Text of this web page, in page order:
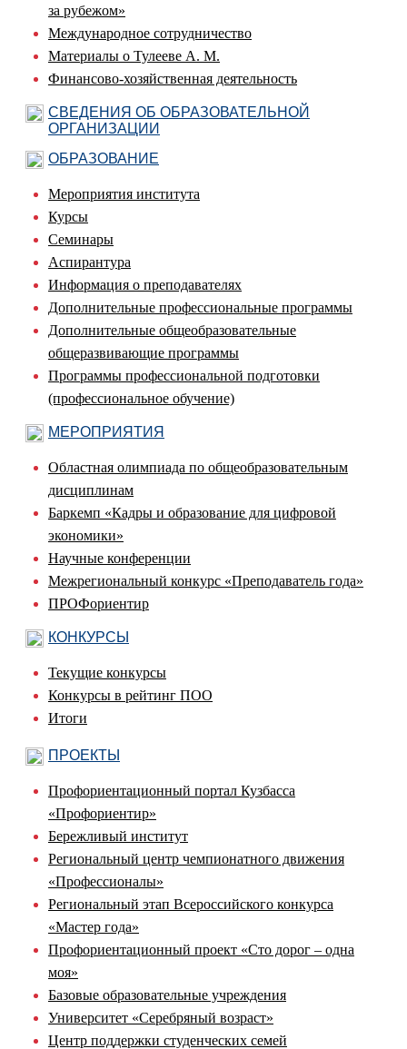
за рубежом»
Международное сотрудничество
Материалы о Тулееве А. М.
Финансово-хозяйственная деятельность
СВЕДЕНИЯ ОБ ОБРАЗОВАТЕЛЬНОЙ
ОРГАНИЗАЦИИ
ОБРАЗОВАНИЕ
Мероприятия института
Курсы
Семинары
Аспирантура
Информация о преподавателях
Дополнительные профессиональные программы
Дополнительные общеобразовательные
общеразвивающие программы
Программы профессиональной подготовки
(профессиональное обучение)
МЕРОПРИЯТИЯ
Областная олимпиада по общеобразовательным
дисциплинам
Баркемп «Кадры и образование для цифровой
экономики»
Научные конференции
Межрегиональный конкурс «Преподаватель года»
ПРОФориентир
КОНКУРСЫ
Текущие конкурсы
Конкурсы в рейтинг ПОО
Итоги
ПРОЕКТЫ
Профориентационный портал Кузбасса
«Профориентир»
Бережливый институт
Региональный центр чемпионатного движения
«Профессионалы»
Региональный этап Всероссийского конкурса
«Мастер года»
Профориентационный проект «Сто дорог – одна
моя»
Базовые образовательные учреждения
Университет «Серебряный возраст»
Центр поддержки студенческих семей